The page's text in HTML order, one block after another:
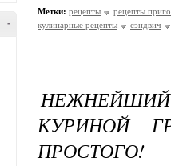
-
Метки: рецепты
рецепты
кулинарные рецепты
сэндвич
КУРИНОЙ
ПРОСТОГО!